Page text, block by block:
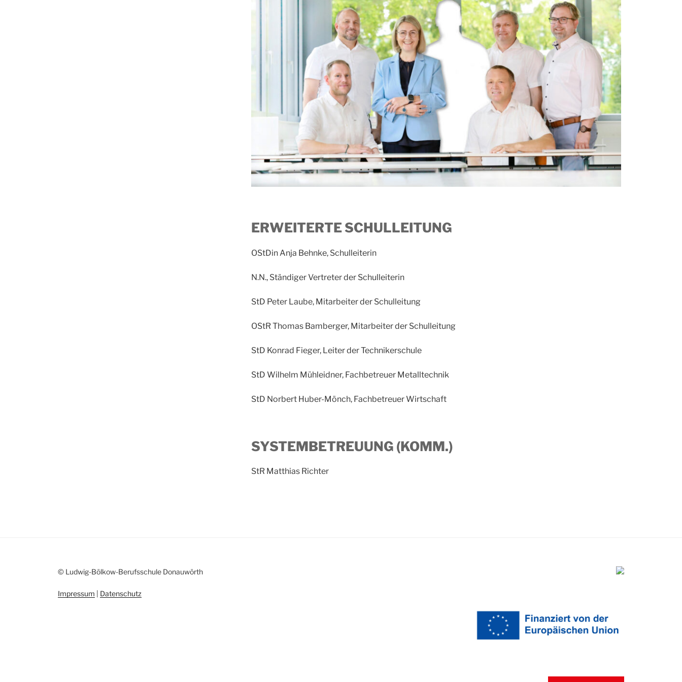
ERWEITERTE SCHULLEITUNG
OStDin Anja Behnke, Schulleiterin
N.N., Ständiger Vertreter der Schulleiterin
StD Peter Laube, Mitarbeiter der Schulleitung
OStR Thomas Bamberger, Mitarbeiter der Schulleitung
StD Konrad Fieger, Leiter der Technikerschule
StD Wilhelm Mühleidner, Fachbetreuer Metalltechnik
StD Norbert Huber-Mönch, Fachbetreuer Wirtschaft
SYSTEMBETREUUNG (KOMM.)
StR Matthias Richter
© Ludwig-Bölkow-Berufsschule Donauwörth
Impressum Datenschutz